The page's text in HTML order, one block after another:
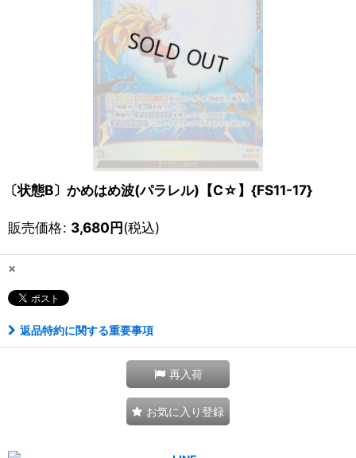
〔状態B〕かめはめ波(パラレル)【C☆】{FS11-17}
販売価格: 3,680円(税込)
×
返品特約に関する重要事項
再入荷
お気に入り登録